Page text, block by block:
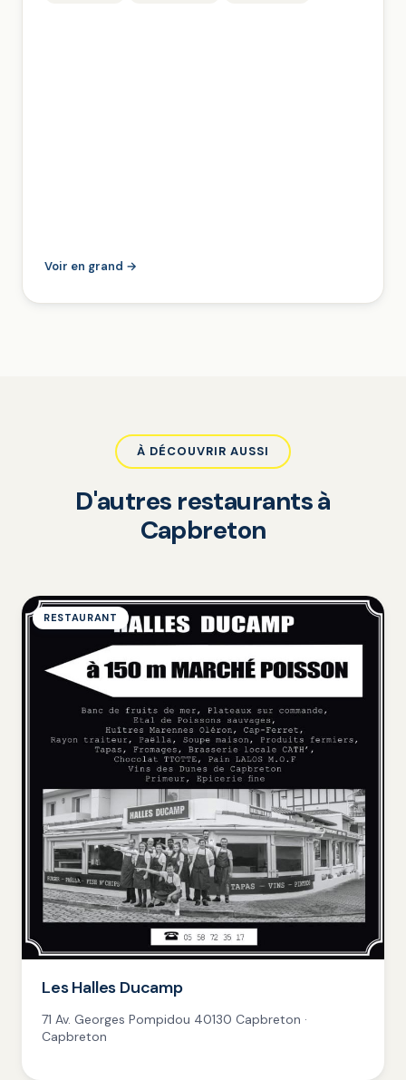
Voir en grand →
À DÉCOUVRIR AUSSI
D'autres restaurants à
Capbreton
RESTAURANT
Les Halles Ducamp
71 Av. Georges Pompidou 40130 Capbreton ·
Capbreton